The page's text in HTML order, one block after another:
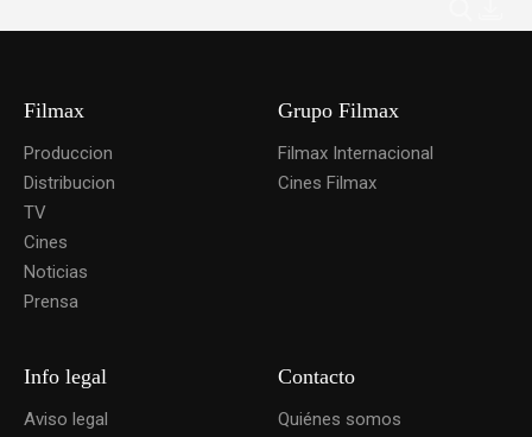
Filmax
Produccion
Distribucion
TV
Cines
Noticias
Prensa
Grupo Filmax
Filmax Internacional
Cines Filmax
Info legal
Aviso legal
Contacto
Quiénes somos